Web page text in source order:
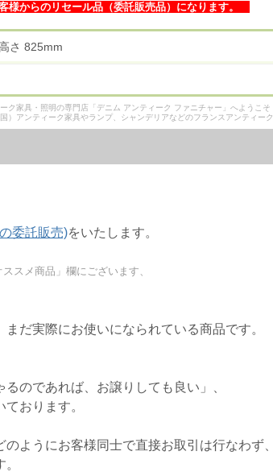
様からのリセール品（委託販売品）になります。
さ 825mm
ク家具・照明の専門店「デニム アンティーク ファニチャー」へようこ
）アンティーク家具やランプ、シャンデリアなどのフランスアンティー
委託販売)をいたします。
スメ商品」欄にございます、
だ実際にお使いになられている商品です。
のであれば、お譲りしても良い」、
おります。
ようにお客様同士で直接お取引は行なわず